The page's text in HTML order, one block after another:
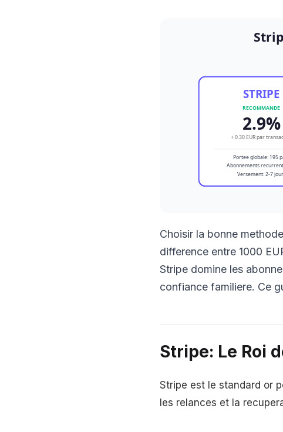
Choisir la bonne
difference entre 1000
Stripe domine les
confiance familiere. Ce
Stripe: Le Roi
Stripe est le standard or
les relances et la